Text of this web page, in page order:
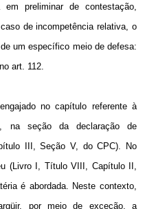
preliminar de contestação,
de incompetência relativa, o
um específico meio de defesa:
art. 112.
no capítulo referente à
na seção da declaração de
III, Seção V, do CPC). No
(Livro I, Título VIII, Capítulo II,
é abordada. Neste contexto,
por meio de exceção, a